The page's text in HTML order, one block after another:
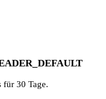
für 30 Tage.